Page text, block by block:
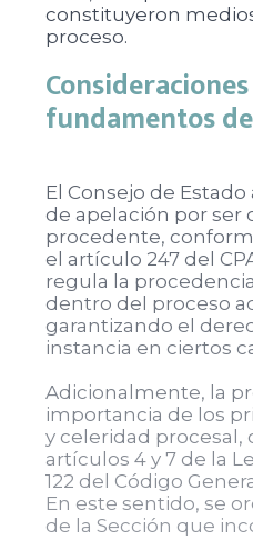
constituyeron
proceso.
fundamentos
El Consejo de
de apelación por ser
procedente,
el artículo 247 del
regula la
dentro del proceso
garantizando el
instancia en ciertos
Adicionalmente, la
importancia de los
y celeridad procesal,
artículos 4 y 7 de la
122 del Código
En este sentido, se
de la Sección que